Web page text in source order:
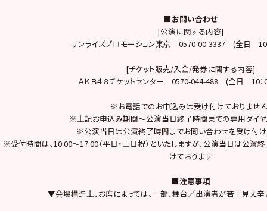
■お問い合わせ
[公演に関する内容]
サンライズプロモーション東京 0570-00-3337 (全日 10
[チケット販売/入金/発券に関する内容]
ＡＫＢ４８チケットセンター 0570-044-488 (全日 10：
※お電話でのお申込みは受け付けておりません
※上記お申込み期間～公演当日終了時間までの専用ダイヤ
※公演当日は公演終了時間までお問い合わせを受け付け
※受付時間は、10:00～17:00（平日・土日祝）といたしますが、公演当日は公演
けております
■注意事項
▼会場構造上、お席によっては、一部、舞台／出演者が若干見え辛